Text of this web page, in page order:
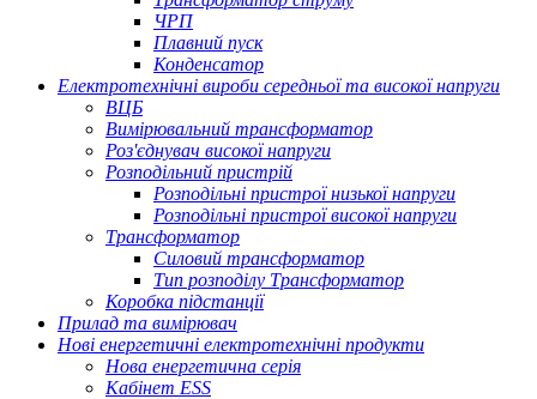
ЧРП
Плавний пуск
Конденсатор
Електротехнічні вироби середньої та високої напруги
ВЦБ
Вимірювальний трансформатор
Роз'єднувач високої напруги
Розподільний пристрій
Розподільні пристрої низької напруги
Розподільні пристрої високої напруги
Трансформатор
Силовий трансформатор
Тип розподілу Трансформатор
Коробка підстанції
Прилад та вимірювач
Нові енергетичні електротехнічні продукти
Нова енергетична серія
Кабінет ESS